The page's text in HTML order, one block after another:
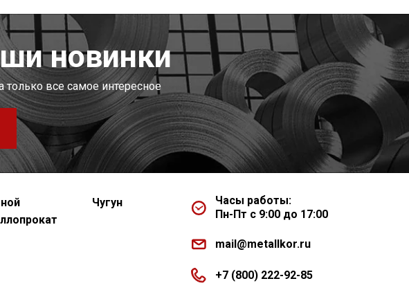
новинки
все самое интересное
Чугун
Часы работы:
Пн-Пт с 9:00 до 17:00
mail@metallkor.ru
+7 (800) 222-92-85